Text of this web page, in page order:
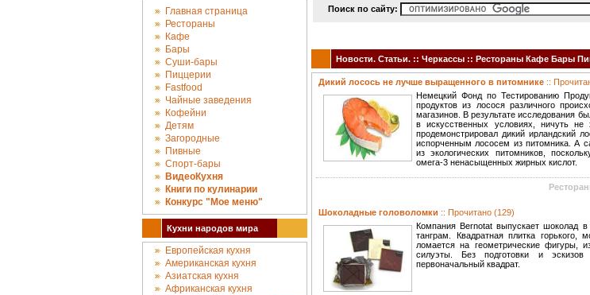
Главная страница
Рестораны
Кафе
Бары
Суши-бары
Пиццерии
Fastfood
Чайные заведения
Кофейни
Детям
Загородные
Пивные
Спорт-бары
ВидеоКухня
Книги по кулинарии
Конкурc "Мое меню"
Кухни народов мира
Европейская кухня
Американская кухня
Азиатская кухня
Африканская кухня
Поиск по сайту:
Новости. Статьи. :: Черкассы :: Рестораны Кафе Бары
Дикий лосось не лучше выращенного в питомнике ::
Немецкий Фонд по Тестированию
продуктов из лосося различного
магазинов. В результате исследования
в искусственных условиях, ничуть не
продемонстрировал дикий ирландский
испорченным лососем из питомника. А
из экологических питомников,
омега-3 ненасыщенных жирных кислот.
Шоколадные головоломки :: Прочитано (129)
Компания Bernotat выпускает шоколад в
танграм. Квадратная плитка горького,
ломается на геометрические фигуры,
силуэты. Без подготовки и
первоначальный квадрат.